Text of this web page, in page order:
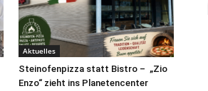
Aktuelles
Steinofenpizza statt Bistro – „Zio
Enzo“ zieht ins Planetencenter